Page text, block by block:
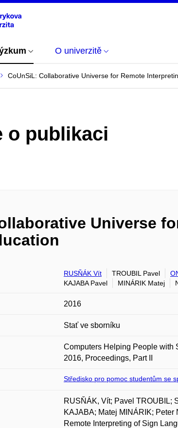
O univerzitě
CoUnSiL: Collaborative Universe for Remote
o publikaci
Universe
RUSŇÁK Vít TROUBIL Pavel
KAJABA Pavel
MINÁRIK Matej
2016
Stať ve sborníku
Computers Helping People with
2016, Proceedings, Part II
Středisko pro pomoc studentům se
RUSŇÁK, Vít; Pavel TROUBIL;
KAJABA; Matej MINÁRIK;
Remote Interpreting of Sign